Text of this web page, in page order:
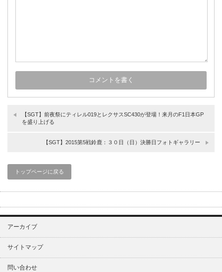
【SGT】前夜祭にティレル019とレクサスSC430が登場！来月のF1日本GP
を盛り上げる
【SGT】2015第5戦鈴鹿：３０日（日）決勝日フォトギャラリー
トップページに戻る
アーカイブ
サイトマップ
問い合わせ